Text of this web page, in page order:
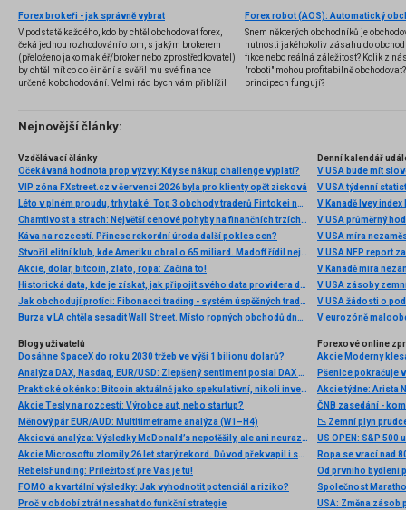
Forex brokeři - jak správně vybrat
V podstatě každého, kdo by chtěl obchodovat forex,
čeká jednou rozhodování o tom, s jakým brokerem
(přeloženo jako makléř/broker nebo zprostředkovatel)
by chtěl mít co do činění a svěřil mu své finance
určené k obchodování. Velmi rád bych vám přiblížil
několik příkladů nejznámějších z nich.
Snem některých obchodníků je
nutnosti jakéhokoliv zásahu do
fikce nebo reálná záležitost? Kolik z
"roboti" mohou profitabilně
principech fungují?
Nejnovější články:
Vzdělávací články
Očekávaná hodnota prop výzvy: Kdy se nákup challenge vyplatí?
VIP zóna FXstreet.cz v červenci 2026 byla pro klienty opět zisková
Léto v plném proudu, trhy také: Top 3 obchody traderů Fintokei na indexech a zlatě
Chamtivost a strach: Největší cenové pohyby na finančních trzích (červenec 2026)
Káva na rozcestí. Přinese rekordní úroda další pokles cen?
Stvořil elitní klub, kde Ameriku obral o 65 miliard. Madoff řídil největší Ponzi dějin
Akcie, dolar, bitcoin, zlato, ropa: Začíná to!
Historická data, kde je získat, jak připojit svého data providera do MultiCharts a proč je budeme potřebovat? (4. díl)
Jak obchodují profíci: Fibonacci trading - systém úspěšných traderů
Burza v LA chtěla sesadit Wall Street. Místo ropných obchodů dnes místem duní basy
Denní kalendář
V USA bude mít
V USA týdenní
V Kanadě Ivey index
V USA průměrný
V USA míra
V USA NFP report
V Kanadě míra
V USA zásoby
V USA žádosti o
V eurozóně
Blogy uživatelů
Dosáhne SpaceX do roku 2030 tržeb ve výši 1 bilionu dolarů?
Analýza DAX, Nasdaq, EUR/USD: Zlepšený sentiment poslal DAX na nová maxima
Praktické okénko: Bitcoin aktuálně jako spekulativní, nikoli investiční aktivum
Akcie Tesly na rozcestí: Výrobce aut, nebo startup?
Měnový pár EUR/AUD: Multitimeframe analýza (W1–H4)
Akciová analýza: Výsledky McDonald’s nepotěšily, ale ani neurazily. Jakou vizi společnost prezentovala?
Akcie Microsoftu zlomily 26 let starý rekord. Důvod překvapil i samotné investory
RebelsFunding: Príležitosť pre Vás je tu!
FOMO a kvartální výsledky: Jak vyhodnotit potenciál a riziko?
Proč v období ztrát nesahat do funkční strategie
Forexové online
ČNB zasedání -
📉 Zemní plyn
Ropa se vrací nad